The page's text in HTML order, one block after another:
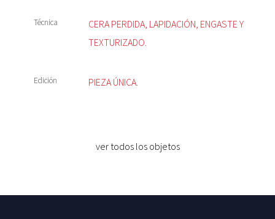
Técnica
CERA PERDIDA, LAPIDACIÓN, ENGASTE Y
TEXTURIZADO.
Edición PIEZA ÚNICA.
ver todos los objetos